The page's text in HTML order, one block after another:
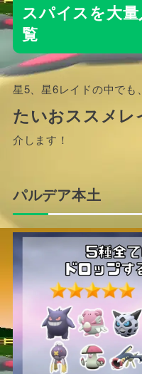
スパイスを大
覧
星5、星6レイドの中でも、
たいおススメレ
介します！
パルデア本土